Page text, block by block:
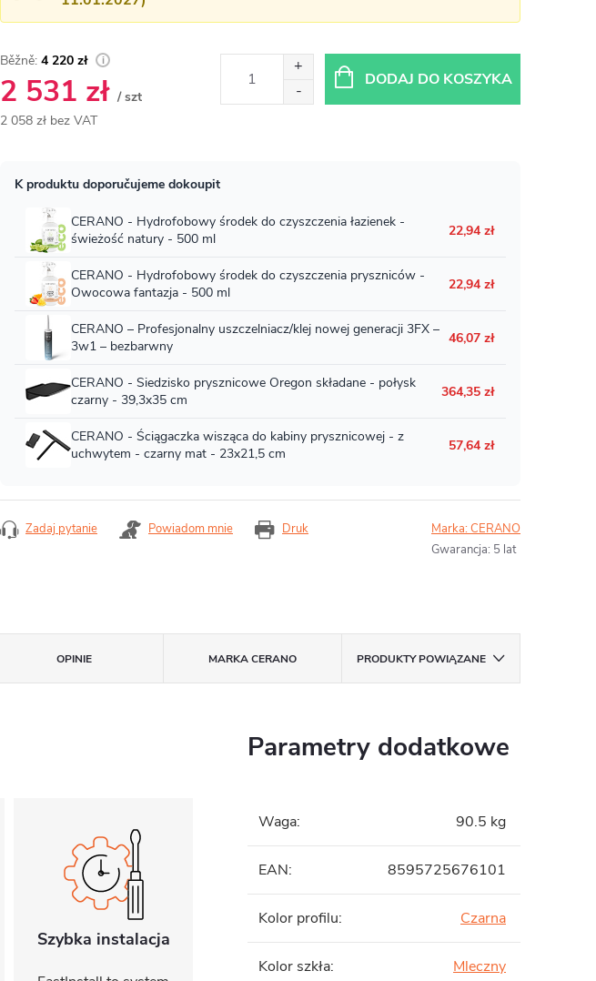
4 220 zł
2 531 zł / szt
2 058 zł bez VAT
DODAJ DO KOSZYKA
Druk
Zadaj pytanie Powiadom mnie Marka:CERANO
Gwarancja: 5 lat
OPINIE MARKACERANO PRODUKTY POWIĄZANE
Szybka instalacja
Parametry dodatkowe
Waga: 90.5 kg
EAN: 8595725676101
Kolor profilu: Czarna
Kolor szkła: Mleczny